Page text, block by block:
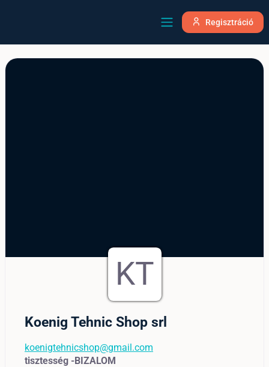
Regisztráció
KT
Koenig Tehnic Shop srl
koenigtehnicshop@gmail.com
tisztesség -BIZALOM